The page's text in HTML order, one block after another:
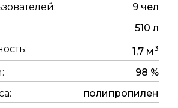
9 чел
510 л
1,7 м3
98 %
полипропилен